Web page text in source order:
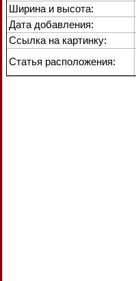
Ширина и высота:
Дата добавления:
Ссылка на картинку:
Статья расположения: